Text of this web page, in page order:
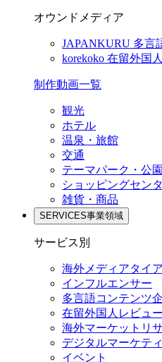
オウンドメディア
JAPANKURU 多言
korekoko 在留外国
制作動画一覧
観光
ホテル
温泉・旅館
交通
テーマパーク・公園
ショッピングセン
雑貨・商品
SERVICES事業領域
サービス別
海外メディアタイ
インフルエンサー
多言語コンテンツ
在留外国⼈レビュ
海外マーケットリ
デジタルマーケテ
イベント